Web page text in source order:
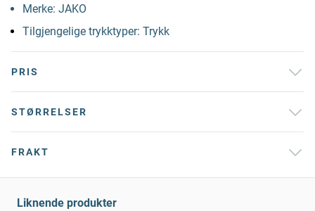
Merke: JAKO
Tilgjengelige trykktyper: Trykk
PRIS
STØRRELSER
FRAKT
Liknende produkter